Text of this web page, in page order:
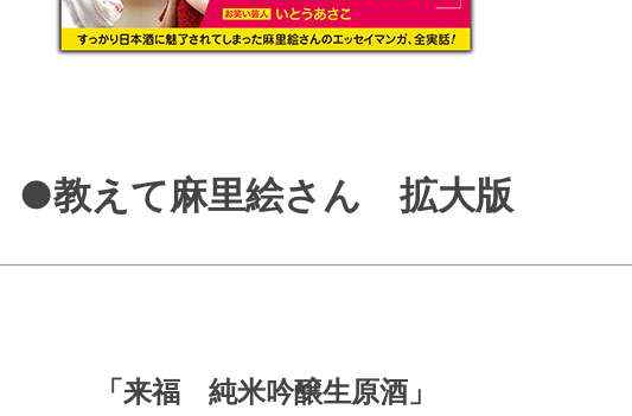
●教えて麻里絵さん 拡大版
「来福 純米吟醸生原酒」